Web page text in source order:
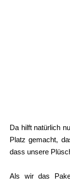
Da hilft natürlich
Platz gemacht,
dass unsere
Als wir das